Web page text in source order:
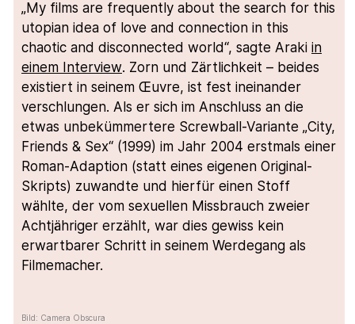
„My films are frequently about the search for this
utopian idea of love and connection in this
chaotic and disconnected world“, sagte Arakiin
einem Interview. Zorn und Zärtlichkeit – beides
existiert in seinem Œuvre, ist fest ineinander
verschlungen. Als er sich im Anschluss an die
etwas unbekümmertere Screwball-Variante „City,
Friends & Sex“ (1999) im Jahr 2004 erstmals einer
Roman-Adaption (statt eines eigenen Original-
Skripts) zuwandte und hierfür einen Stoff
wählte, der vom sexuellen Missbrauch zweier
Achtjähriger erzählt, war dies gewiss kein
erwartbarer Schritt in seinem Werdegang als
Filmemacher.
Bild: Camera Obscura